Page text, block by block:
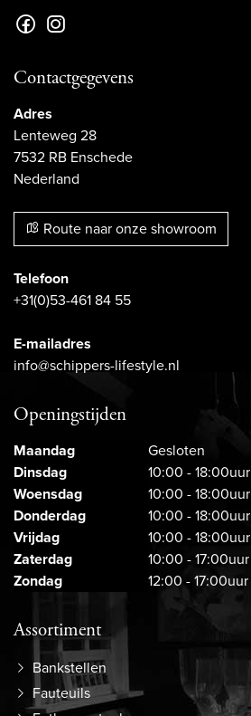
Contactgegevens
Adres
Lenteweg 28
7532 RB Enschede
Nederland
Route naar onze showroom
Telefoon
+31(0)53-461 84 55
E-mailadres
info@schippers-lifestyle.nl
Openingstijden
Maandag
Gesloten
Dinsdag
10:00 - 18:00uur
Woensdag
10:00 - 18:00uur
Donderdag
10:00 - 18:00uur
Vrijdag
10:00 - 18:00uur
Zaterdag
10:00 - 17:00uur
Zondag
12:00 - 17:00uur
Assortiment
Bankstellen
Fauteuils